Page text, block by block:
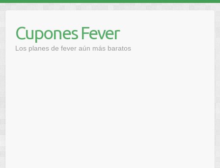
contenidoCupones Fever
Los planes de fever aún más baratos